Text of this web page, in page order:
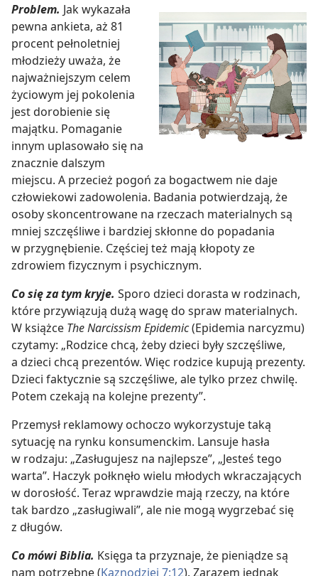
Problem. Jak wykazała
pewna ankieta, aż 81
procent pełnoletniej
młodzieży uważa, że
najważniejszym celem
życiowym jej pokolenia
jest dorobienie się
majątku. Pomaganie
innym uplasowało się na
znacznie dalszym
miejscu. A przecież pogoń za bogactwem nie daje
człowiekowi zadowolenia. Badania potwierdzają, że
osoby skoncentrowane na rzeczach materialnych są
mniej szczęśliwe i bardziej skłonne do popadania
w przygnębienie. Częściej też mają kłopoty ze
zdrowiem fizycznym i psychicznym.
Co się za tym kryje. Sporo dzieci dorasta w rodzinach,
które przywiązują dużą wagę do spraw materialnych.
W książce The Narcissism Epidemic(Epidemia narcyzmu)
czytamy: „Rodzice chcą, żeby dzieci były szczęśliwe,
a dzieci chcą prezentów. Więc rodzice kupują prezenty.
Dzieci faktycznie są szczęśliwe, ale tylko przez chwilę.
Potem czekają na kolejne prezenty”.
Przemysł reklamowy ochoczo wykorzystuje taką
sytuację na rynku konsumenckim. Lansuje hasła
w rodzaju: „Zasługujesz na najlepsze”, „Jesteś tego
warta”. Haczyk połknęło wielu młodych wkraczających
w dorosłość. Teraz wprawdzie mają rzeczy, na które
tak bardzo „zasługiwali”, ale nie mogą wygrzebać się
z długów.
Co mówi Biblia. Księga ta przyznaje, że pieniądze są
nam potrzebne (Kaznodziei 7:12). Zarazem jednak